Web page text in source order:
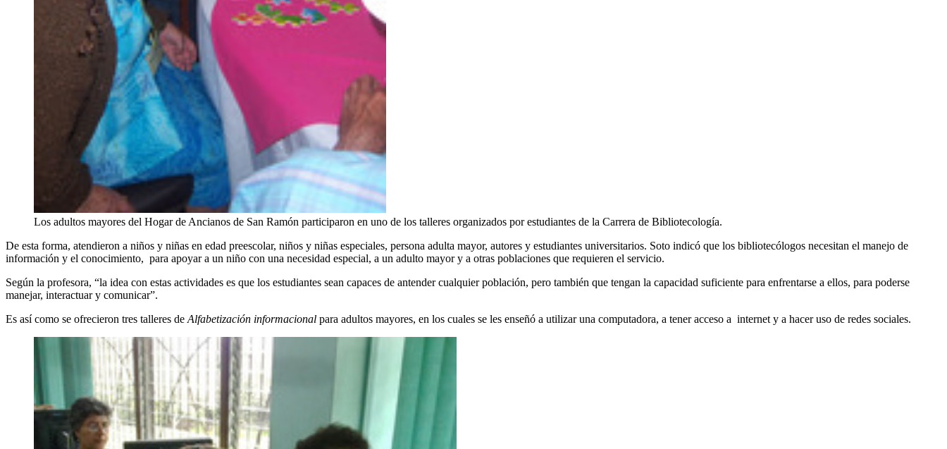
Los adultos mayores del Hogar de Ancianos de San Ramón participaron en uno de los talleres organizados por estudiantes de la Carrera de Bibliotecología.
De esta forma, atendieron a niños y niñas en edad preescolar, niños y niñas especiales, persona adulta mayor, autores y estudiantes universitarios. Soto indicó que los bibliotecólogos necesitan el manejo de
información y el conocimiento, para apoyar a un niño con una necesidad especial, a un adulto mayor y a otras poblaciones que requieren el servicio.
Según la profesora, “la idea con estas actividades es que los estudiantes sean capaces de antender cualquier población, pero también que tengan la capacidad suficiente para enfrentarse a ellos, para poderse
manejar, interactuar y comunicar”.
Es así como se ofrecieron tres talleres de Alfabetización informacional para adultos mayores, en los cuales se les enseñó a utilizar una computadora, a tener acceso a internet y a hacer uso de redes sociales.